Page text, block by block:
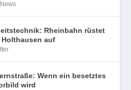
Rheinbahn rüstet
auf
Wenn ein besetztes
wird